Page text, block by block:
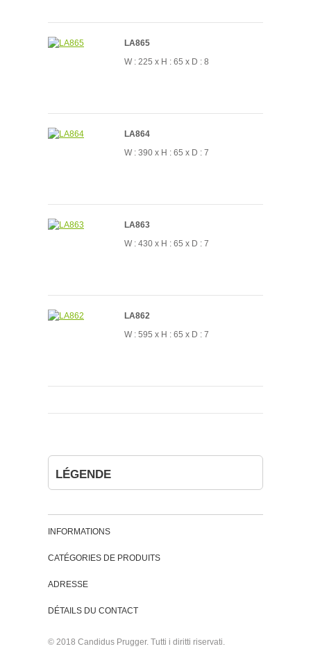
LA865
W : 225 x H : 65 x D : 8
LA864
W : 390 x H : 65 x D : 7
LA863
W : 430 x H : 65 x D : 7
LA862
W : 595 x H : 65 x D : 7
LÉGENDE
INFORMATIONS
CATÉGORIES DE PRODUITS
ADRESSE
DÉTAILS DU CONTACT
© 2018 Candidus Prugger. Tutti i diritti riservati.